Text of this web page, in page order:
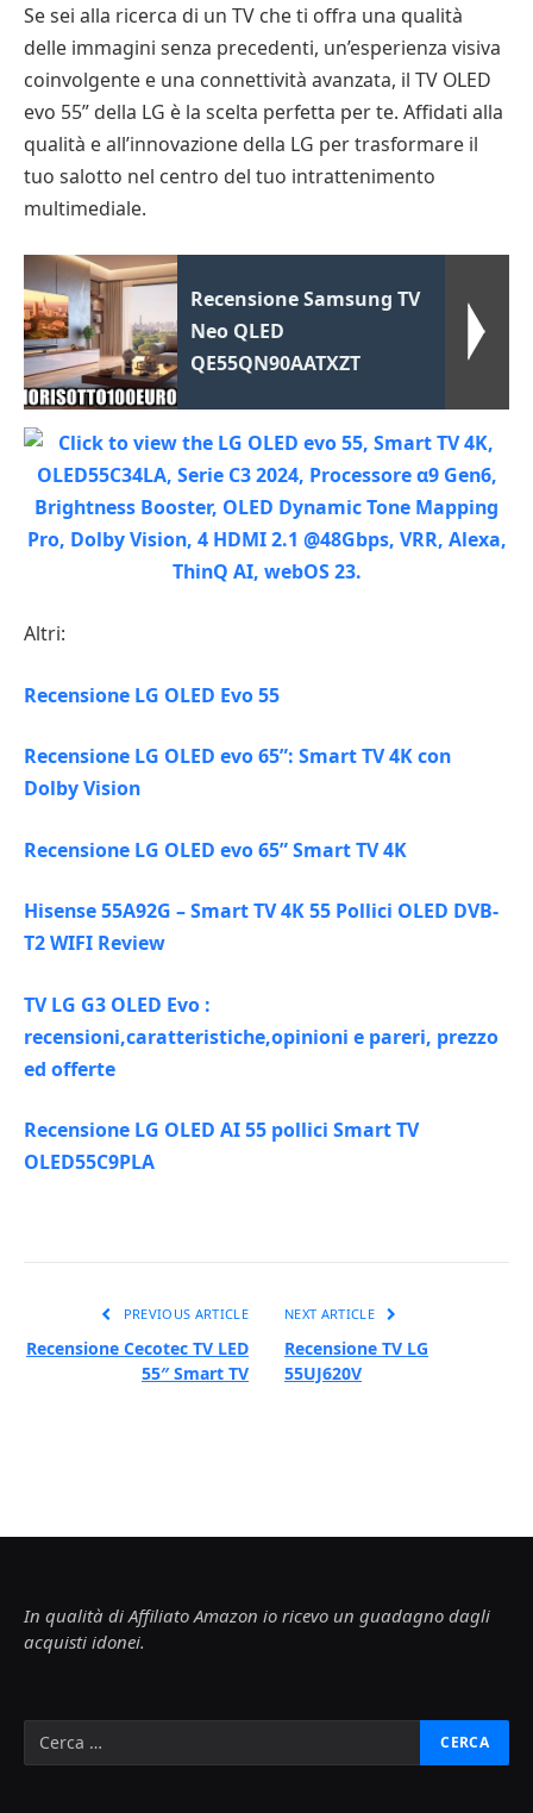
Se sei alla ricerca di un TV che ti offra una qualità
delle immagini senza precedenti, un’esperienza visiva
coinvolgente e una connettività avanzata, il TV OLED
evo 55” della LG è la scelta perfetta per te. Affidati alla
qualità e all’innovazione della LG per trasformare il
tuo salotto nel centro del tuo intrattenimento
multimediale.
Recensione Samsung TV
Neo QLED
QE55QN90AATXZT
Altri:
Recensione LG OLED Evo 55
Recensione LG OLED evo 65”: Smart TV 4K con
Dolby Vision
Recensione LG OLED evo 65” Smart TV 4K
Hisense 55A92G – Smart TV 4K 55 Pollici OLED DVB-
T2 WIFI Review
TV LG G3 OLED Evo :
recensioni,caratteristiche,opinioni e pareri, prezzo
ed offerte
Recensione LG OLED AI 55 pollici Smart TV
OLED55C9PLA
PREVIOUS ARTICLE
Recensione Cecotec TV LED
55″ Smart TV
NEXT ARTICLE
Recensione TV LG
55UJ620V
In qualità di Affiliato Amazon io ricevo un guadagno dagli
acquisti idonei.